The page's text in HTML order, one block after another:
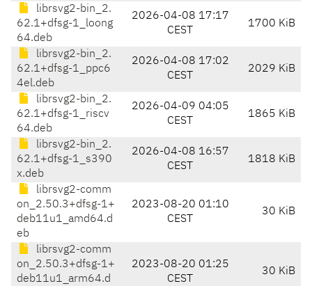
librsvg2-bin_2.
62.1+dfsg-1_loong
64.deb
2026-04-08 17:17
CEST
1700 KiB
librsvg2-bin_2.
62.1+dfsg-1_ppc6
4el.deb
2026-04-08 17:02
CEST
2029 KiB
librsvg2-bin_2.
62.1+dfsg-1_riscv
64.deb
2026-04-09 04:05
CEST
1865 KiB
librsvg2-bin_2.
62.1+dfsg-1_s390
x.deb
2026-04-08 16:57
CEST
1818 KiB
librsvg2-comm
on_2.50.3+dfsg-1+
deb11u1_amd64.d
eb
2023-08-20 01:10
CEST
30 KiB
librsvg2-comm
on_2.50.3+dfsg-1+
deb11u1_arm64.d
2023-08-20 01:25
CEST
30 KiB